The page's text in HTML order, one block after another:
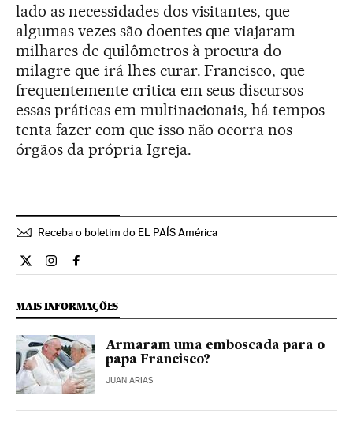
lado as necessidades dos visitantes, que
algumas vezes são doentes que viajaram
milhares de quilômetros à procura do
milagre que irá lhes curar. Francisco, que
frequentemente critica em seus discursos
essas práticas em multinacionais, há tempos
tenta fazer com que isso não ocorra nos
órgãos da própria Igreja.
Receba o boletim do EL PAÍS América
Internacional El País Brasil en Twitter
Internacional El País Brasil en Instagram
Internacional El País Brasil en Facebook
MAIS INFORMAÇÕES
Armaram uma emboscada para o
papa Francisco?
JUAN ARIAS